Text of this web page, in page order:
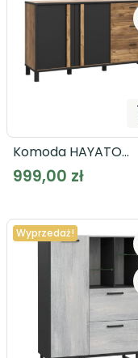
Komoda HAYATO
HYTK231L-M215
999,00 zł
Wyprzedaż!